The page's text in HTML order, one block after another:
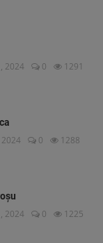
2024 0 1291
0 1288
2024 0 1225